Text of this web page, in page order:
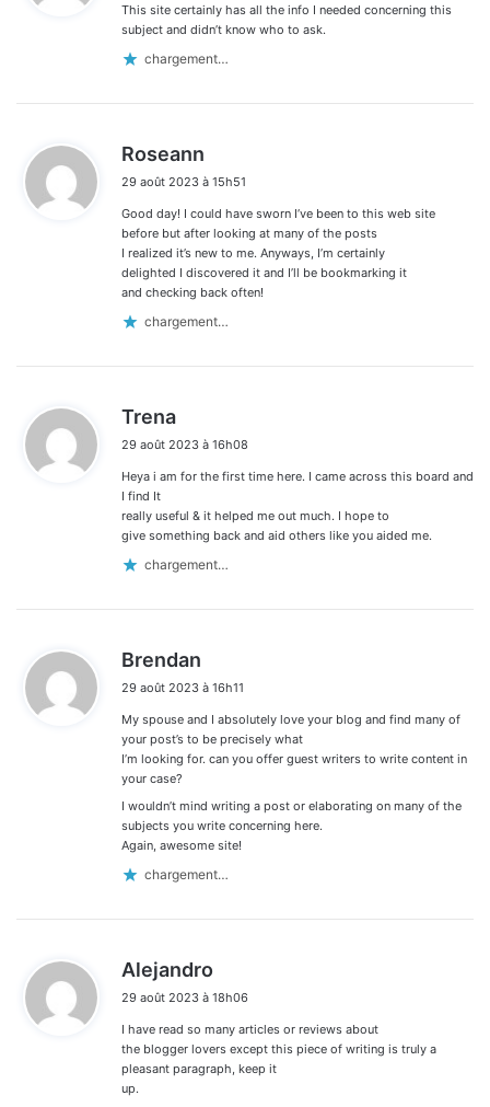
:
This site certainly has all the info I needed concerning this
subject and didn’t know who to ask.
chargement…
Roseann
t
:
29 août 2023 à 15h51
Good day! I could have sworn I’ve been to this web site
before but after looking at many of the posts
I realized it’s new to me. Anyways, I’m certainly
delighted I discovered it and I’ll be bookmarking it
and checking back often!
chargement…
Trena
t
29 août 2023 à 16h08
Heya i am for the first time here. I came across this board and
I find It
really useful & it helped me out much. I hope to
give something back and aid others like you aided me.
chargement…
Brendan
t
:
29 août 2023 à 16h11
My spouse and I absolutely love your blog and find many of
your post’s to be precisely what
I’m looking for. can you offer guest writers to write content in
your case?
I wouldn’t mind writing a post or elaborating on many of the
subjects you write concerning here.
Again, awesome site!
chargement…
Alejandro
t
:
29 août 2023 à 18h06
I have read so many articles or reviews about
the blogger lovers except this piece of writing is truly a
pleasant paragraph, keep it
up.